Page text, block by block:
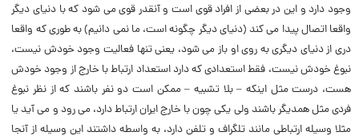
وجود دارد و این در بعضى از افراد قوى است و آنقدر قوى مى شود که با دنیاى دیگر
واقعا اتصال پیدا مى کند (‌دنیاى دیگر چگونه است، ما نمى دانیم) به طورى که واقعا
درى از دنیاى دیگرى به روى او باز مى شود، یعنى تنها فعالیت وجود خودش نیست،
نبوغ خودش نیست، فقط استعدادى که دارد استعداد ارتباط با خارج از وجود خودش
هست، درست مثل اینکه – بلا تشبیه – ممکن است دو نفر باشند که از نظر نبوغ
فردى مثل همدیگر باشند ولى یکى چون با خارج ایران ارتباط دارد، مى رود و مى آید یا
مثلا وسیله ارتباطى مانند تلگراف و تلفن دارد، به واسطه داشتند این وسیله از آنجا